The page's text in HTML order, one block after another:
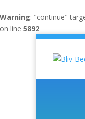
Warning: "continue"
on line 5892